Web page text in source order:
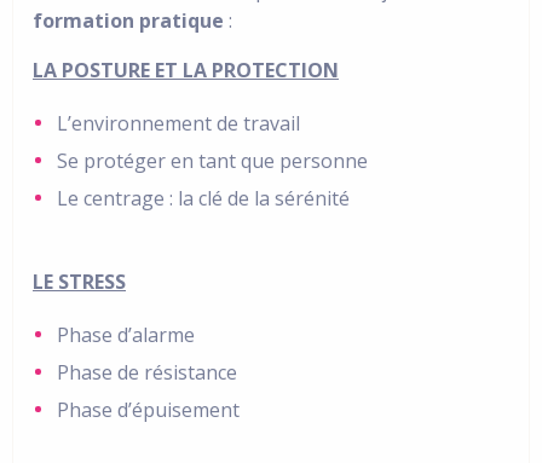
formation pratique :
LA POSTURE ET LA PROTECTION
L’environnement de travail
Se protéger en tant que personne
Le centrage : la clé de la sérénité
LE STRESS
Phase d’alarme
Phase de résistance
Phase d’épuisement